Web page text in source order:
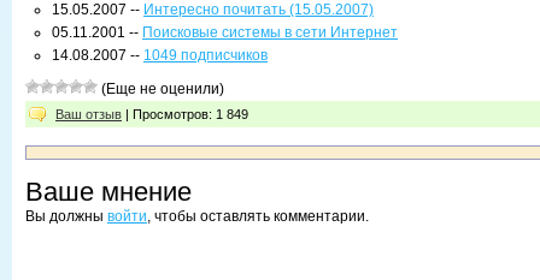
15.05.2007 -- Интересно почитать (15.05.2007)
05.11.2001 -- Поисковые системы в сети Интернет
14.08.2007 -- 1049 подписчиков
(Еще не оценили)
Ваш отзыв | Просмотров: 1 849
Ваше мнение
Вы должны войти, чтобы оставлять комментарии.